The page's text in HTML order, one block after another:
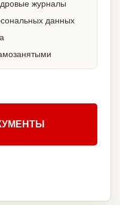
журналы
данных